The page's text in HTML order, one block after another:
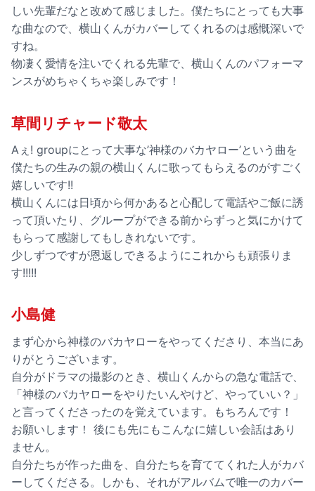
しい先輩だなと改めて感じました。僕たちにとっても大事
な曲なので、横山くんがカバーしてくれるのは感慨深いで
すね。
物凄く愛情を注いでくれる先輩で、横山くんのパフォーマ
ンスがめちゃくちゃ楽しみです！
草間リチャード敬太
Aぇ! groupにとって大事な’神様のバカヤロー’という曲を
僕たちの生みの親の横山くんに歌ってもらえるのがすごく
嬉しいです!!
横山くんには日頃から何かあると心配して電話やご飯に誘
って頂いたり、グループができる前からずっと気にかけて
もらって感謝してもしきれないです。
少しずつですが恩返しできるようにこれからも頑張りま
す!!!!!
小島健
まず心から神様のバカヤローをやってくださり、本当にあ
りがとうございます。
自分がドラマの撮影のとき、横山くんからの急な電話で、
「神様のバカヤローをやりたいんやけど、やっていい？」
と言ってくださったのを覚えています。もちろんです！
お願いします！ 後にも先にもこんなに嬉しい会話はあり
ません。
自分たちが作った曲を、自分たちを育ててくれた人がカバ
ーしてくださる。しかも、それがアルバムで唯一のカバー